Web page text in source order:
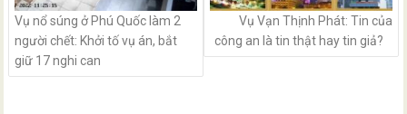
Vụ nổ súng ở Phú Quốc làm 2
người chết: Khởi tố vụ án, bắt
giữ 17 nghi can
Vụ Vạn Thịnh Phát: Tin của
công an là tin thật hay tin giả?